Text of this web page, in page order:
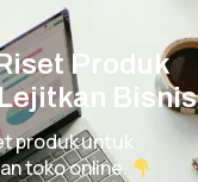
Produk
Bisnis
produk untuk
toko online.